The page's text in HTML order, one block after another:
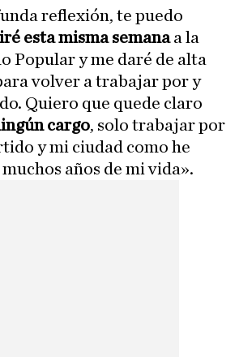
reflexión, te puedo
iré esta misma semanaa la
Popular y me daré de alta
volver a trabajar por y
Quiero que quede claro
cargo, solo trabajar por
y mi ciudad como he
años de mi vida».